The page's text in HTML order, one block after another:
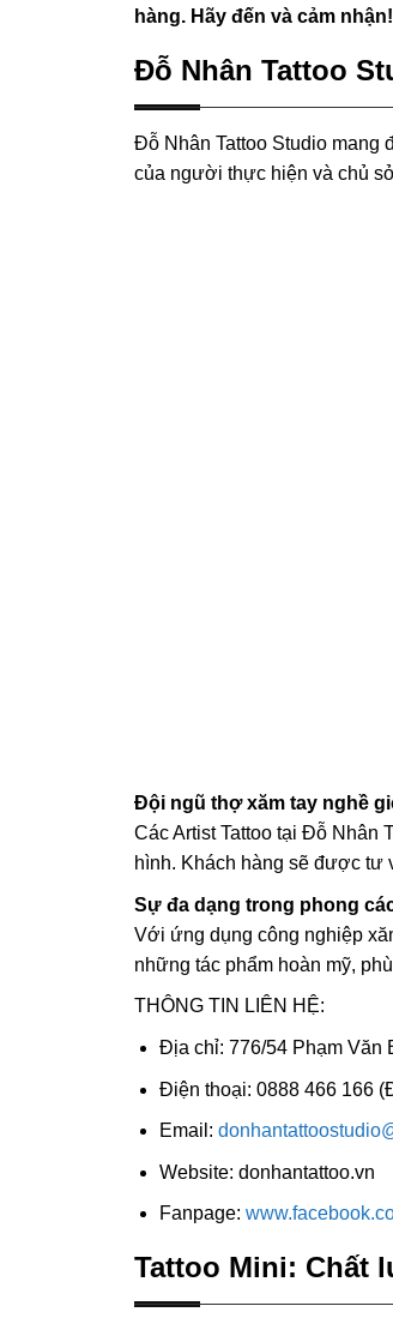
hàng. Hãy đến và cảm nhận!
Đỗ Nhân Tattoo
Đỗ Nhân Tattoo Studio mang
của người thực hiện và chủ
Đội ngũ thợ xăm tay nghề
Các Artist Tattoo tại Đỗ Nhân
hình. Khách hàng sẽ được tư
Sự đa dạng trong phong
Với ứng dụng công nghiệp
những tác phẩm hoàn mỹ,
THÔNG TIN LIÊN HỆ:
Địa chỉ: 776/54 Phạm Văn
Điện thoại: 0888 466 166
Email:
Website: donhantattoo.vn
Fanpage:
Tattoo Mini: Chất